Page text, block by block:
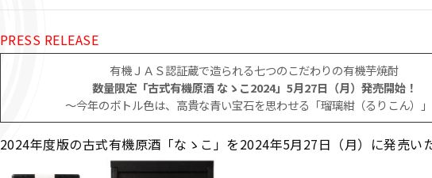
PRESS RELEASE
有機ＪＡＳ認証蔵で造られる七つのこだわりの有機芋焼酎
数量限定「古式有機原酒 なゝこ2024」5月27日（月）発売開始！
～今年のボトル色は、高貴な青い宝石を思わせる「瑠璃紺（るりこん）
2024年度版の古式有機原酒「なゝこ」を2024年5月27日（月）に発売いた